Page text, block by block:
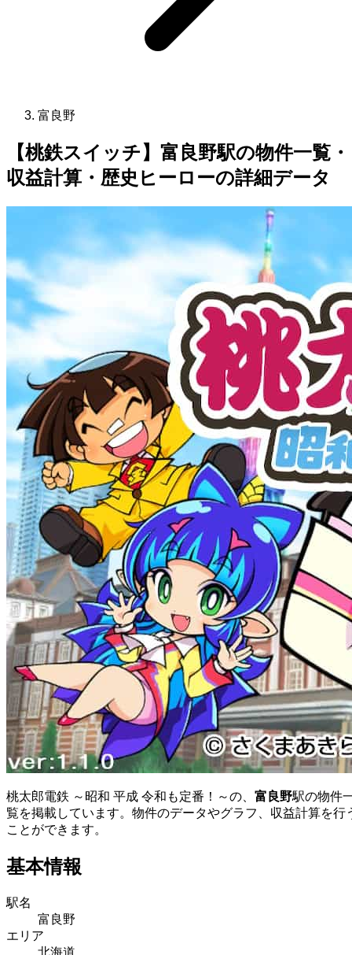
富良野
【桃鉄スイッチ】富良野駅の物件一覧・
収益計算・歴史ヒーローの詳細データ
桃太郎電鉄 ～昭和 平成 令和も定番！～の、 富良野駅の物件
覧を掲載しています。物件のデータやグラフ、収益計算を行
ことができます。
基本情報
駅名
富良野
エリア
北海道